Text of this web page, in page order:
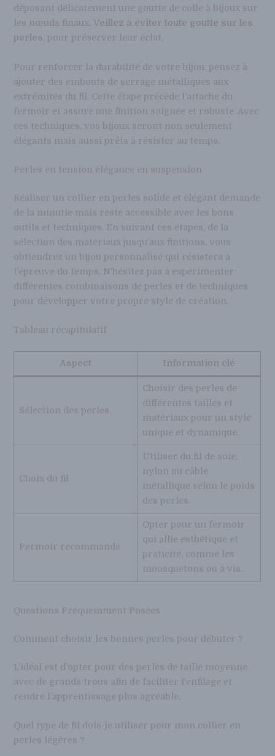
déposant délicatement une goutte de colle à bijoux sur
les nœuds finaux.Veillez à éviter toute goutte sur les
perles, pour préserver leur éclat.
Pour renforcer la durabilité de votre bijou, pensez à
ajouter des embouts de serrage métalliques aux
extrémités du fil. Cette étape précède l’attache du
fermoir et assure une finition soignée et robuste. Avec
ces techniques, vos bijoux seront non seulement
élégants mais aussi prêts à résister au temps.
Perles en tension élégance en suspension
Réaliser un collier en perles solide et élégant demande
de la minutie mais reste accessible avec les bons
outils et techniques. En suivant ces étapes, de la
sélection des matériaux jusqu’aux finitions, vous
obtiendrez un bijou personnalisé qui résistera à
l’épreuve du temps. N’hésitez pas à expérimenter
différentes combinaisons de perles et de techniques
pour développer votre propre style de création.
Tableau récapitulatif
Aspect Information clé
Sélection des perles
Choisir des perles de
différentes tailles et
matériaux pour un style
unique et dynamique.
Choix du fil
Utiliser du fil de soie,
nylon ou câble
métallique selon le poids
des perles.
Fermoir recommandé
Opter pour un fermoir
qui allie esthétique et
praticité, comme les
mousquetons ou à vis.
Questions Fréquemment Posées
Comment choisir les bonnes perles pour débuter ?
L’idéal est d’opter pour des perles de taille moyenne
avec de grands trous afin de faciliter l’enfilage et
rendre l’apprentissage plus agréable.
Quel type de fil dois-je utiliser pour mon collier en
perles légères ?